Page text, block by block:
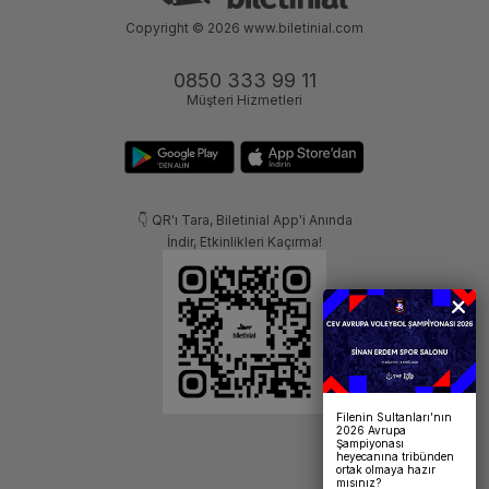
0850 333 99 11
Müşteri Hizmetleri
👇 QR'ı Tara, Biletinial App'i Anında
İndir, Etkinlikleri Kaçırma!
Copyright © 2026 www.biletinial.com
Filenin Sultanları’nın
2026 Avrupa
Şampiyonası
heyecanına tribünden
ortak olmaya hazır
mısınız?